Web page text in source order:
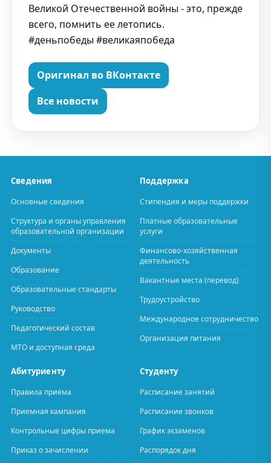
Великой Отечественной войны - это, прежде
всего, помнить ее летопись.
#деньпобеды #великаяпобеда
Оригинал во ВКонтакте
Все новости
Сведения
Основные сведения
Структура и органы управления
образовательной организации
Документы
Образование
Образовательные стандарты
Руководство
Педагогический состав
МТО и доступная среда
Поддержка
Стипендия и меры поддержки
Платные образовательные
услуги
Финансово-хозяйственная
деятельность
Вакантные места (перевод)
Трудоустройство
Международное сотрудничество
Организация питания
Абитуриенту
Правила приёма
Приемная кампания
Контрольные цифры приема
Приказ о зачислении
Студенту
Расписание занятий
Расписание звонков
График экзаменов
Распорядок дня